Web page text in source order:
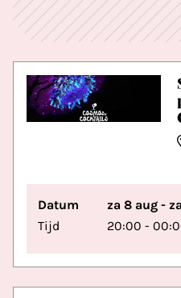
Datum
za 8 aug -
Tijd
20:00 -